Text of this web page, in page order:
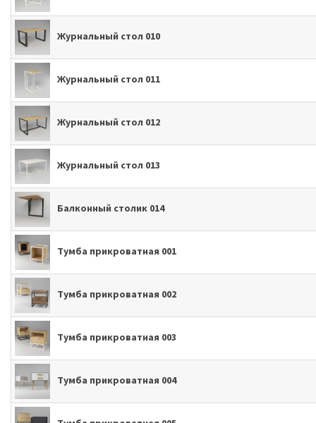
Журнальный стол 010
Журнальный стол 011
Журнальный стол 012
Журнальный стол 013
Балконный столик 014
Тумба прикроватная 001
Тумба прикроватная 002
Тумба прикроватная 003
Тумба прикроватная 004